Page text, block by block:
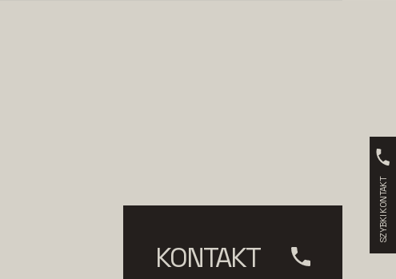
KONTAKT
SZYBKI KONTAKT